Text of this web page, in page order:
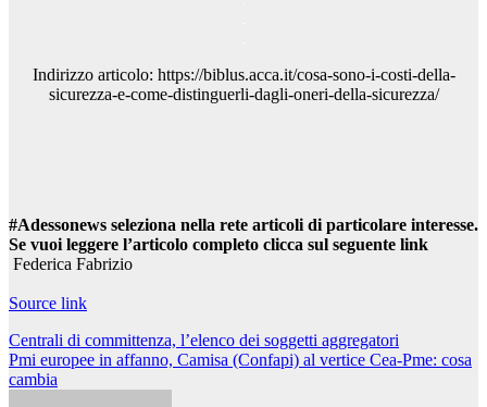
Indirizzo articolo: https://biblus.acca.it/cosa-sono-i-costi-della-
sicurezza-e-come-distinguerli-dagli-oneri-della-sicurezza/
#Adessonews seleziona nella rete articoli di particolare interesse.
Se vuoi leggere l’articolo completo clicca sul seguente link
Federica Fabrizio
Source link
Navigazione
articoli
Centrali di committenza, l’elenco dei soggetti aggregatori
Pmi europee in affanno, Camisa (Confapi) al vertice Cea-Pme: cosa
cambia